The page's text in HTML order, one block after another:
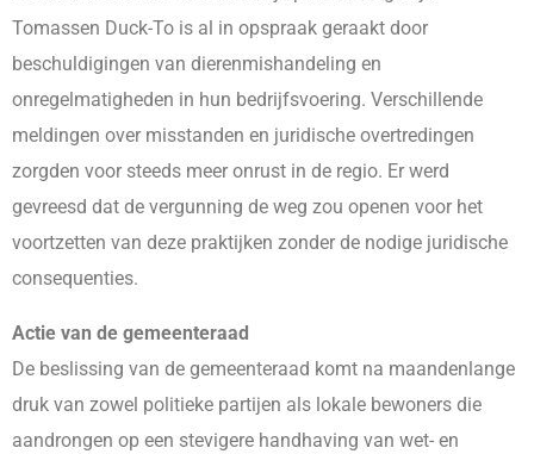
Tomassen Duck-To is al in opspraak geraakt door
beschuldigingen van dierenmishandeling en
onregelmatigheden in hun bedrijfsvoering. Verschillende
meldingen over misstanden en juridische overtredingen
zorgden voor steeds meer onrust in de regio. Er werd
gevreesd dat de vergunning de weg zou openen voor het
voortzetten van deze praktijken zonder de nodige juridische
consequenties.
Actie van de gemeenteraad
De beslissing van de gemeenteraad komt na maandenlange
druk van zowel politieke partijen als lokale bewoners die
aandrongen op een stevigere handhaving van wet- en